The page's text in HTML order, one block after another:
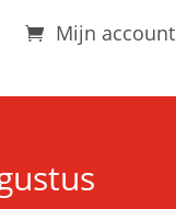
Mijn account